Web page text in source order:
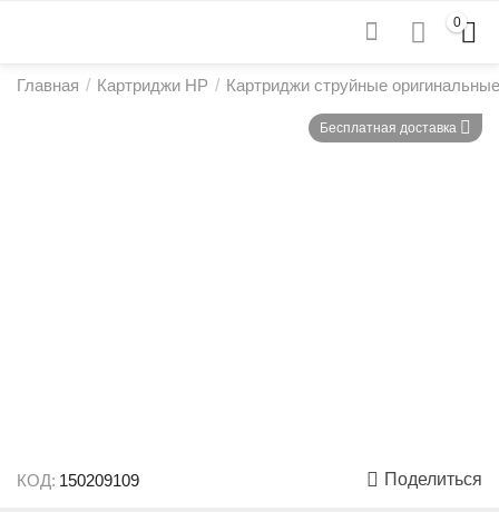
0
Главная / Картриджи HP / Картриджи струйные
Бесплатная доставка
КОД: 150209109 Поделиться